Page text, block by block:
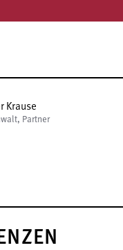
Krause
Partner